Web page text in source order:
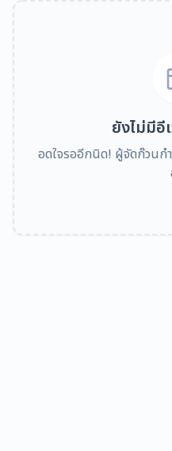
ยังไม่มีอี
อดใจรออีกนิด! ผู้จัดก๊วนก